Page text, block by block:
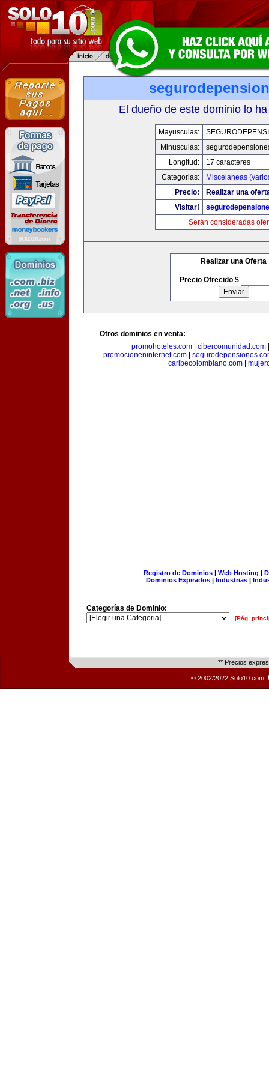
El dueño de este dominio lo
Mayusculas:
Minusculas:
Longitud:
17 caracteres
Categorias:
Miscelaneas
Precio:
Realizar una
Visitar!
Serán consideradas
Realizar una Oferta
Precio Ofrecido $
Otros dominios en venta:
promohoteles.com
cibercomunidad.com
promocioneninternet.com|
caribecolombiano.com|
Registro de Dominios| Web Hosting |
Dominios Expirados | Industrias |
Categorías de Dominio:
[Pág.
** Precios
© 2002/2022 Solo10.com